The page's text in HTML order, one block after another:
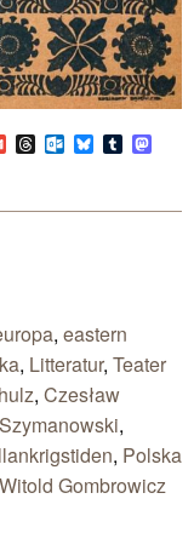
GmailThreadsOutlook.com
BlueskyTumblr
, eastern
, Litteratur, Teater
, Czesław
,
, Polska
Witold Gombrowicz